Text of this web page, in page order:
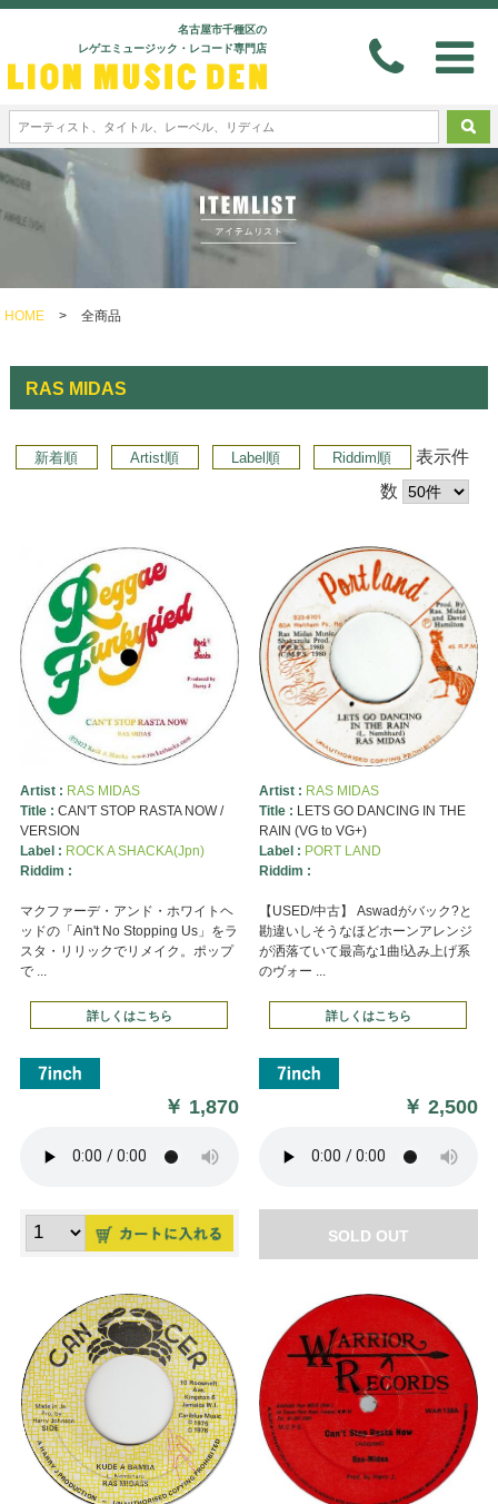
名古屋市千種区の
レゲエミュージック・レコード専門店
HOME > 全商品
RAS MIDAS
新着順 Artist順 Label順 Riddim順
表示件
数
Artist : RAS MIDAS
Title : CAN'T STOP RASTA NOW /
VERSION
Label : ROCK A SHACKA(Jpn)
Riddim :
マクファーデ・アンド・ホワイトヘ
ッドの「Ain't No Stopping Us」をラ
スタ・リリックでリメイク。ポップ
で ...
詳しくはこちら
￥ 1,870
Artist : RAS MIDAS
Title : LETS GO DANCING IN THE
RAIN (VG to VG+)
Label : PORT LAND
Riddim :
【USED/中古】 Aswadがバック?と
勘違いしそうなほどホーンアレンジ
が洒落ていて最高な1曲!込み上げ系
のヴォー ...
詳しくはこちら
￥2,500
SOLD OUT